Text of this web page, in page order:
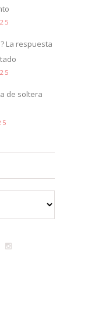
La respuesta
de soltera